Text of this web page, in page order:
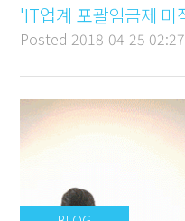
Posted 2018-04-25 02:27